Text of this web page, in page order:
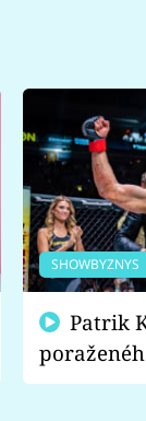
SHOWBYZNYS
fanoušci